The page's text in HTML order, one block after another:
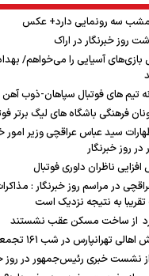
سه رونمایی دارد+ عکس
روز خبرنگار در اراک
آسیایی را می‌خواهم/
تیم های فوتبال سپاهان-ذوب آهن
فرهنگی باشگاه های لیگ برتر
سید عباس عراقچی وزیر
روز خبرنگار
ناظران داوری فوتبال
در مراسم روز خبرنگار :
به نتیجه نزدیک است
از ساخت مسکن عقب نشستند
تهرانپارس در شب ۱۶۱ تجمعات
نشست خبری رئیس‌جمهور در روز